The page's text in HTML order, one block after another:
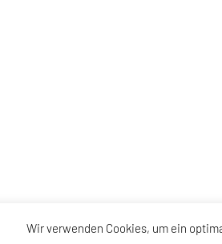
Wir verwenden Cookies, um ein